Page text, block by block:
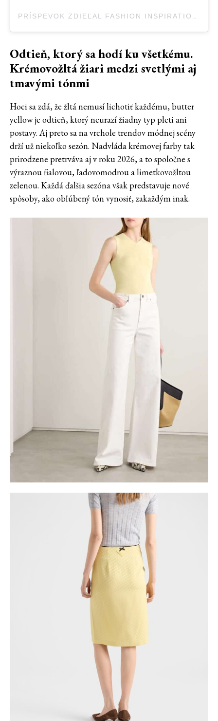
PRÍSPEVOK ZDIEĽAL FASHION INSPIRATION (@ALLBLACKVIS)
Odtieň, ktorý sa hodí ku všetkému.
Krémovožltá žiari medzi svetlými aj
tmavými tónmi
Hoci sa zdá, že žltá nemusí lichotiť každému, butter
yellow je odtieň, ktorý neurazí žiadny typ pleti ani
postavy. Aj preto sa na vrchole trendov módnej scény
drží už niekoľko sezón. Nadvláda krémovej farby tak
prirodzene pretrváva aj v roku 2026, a to spoločne s
výraznou fialovou, ľadovomodrou a limetkovožltou
zelenou. Každá ďalšia sezóna však predstavuje nové
spôsoby, ako obľúbený tón vynosiť, zakaždým inak.